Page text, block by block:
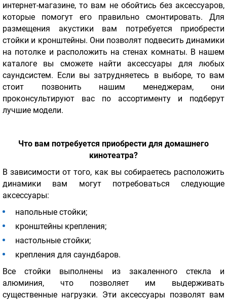
интернет-магазине, то вам не обойтись без аксессуаров,
которые помогут его правильно смонтировать. Для
размещения акустики вам потребуется приобрести
стойки и кронштейны. Они позволят подвесить динамики
на потолке и расположить на стенах комнаты. В нашем
каталоге вы сможете найти аксессуары для любых
саундсистем. Если вы затрудняетесь в выборе, то вам
стоит позвонить нашим менеджерам, они
проконсультируют вас по ассортименту и подберут
лучшие модели.
Что вам потребуется приобрести для домашнего
кинотеатра?
В зависимости от того, как вы собираетесь расположить
динамики вам могут потребоваться следующие
аксессуары:
напольные стойки;
кронштейны крепления;
настольные стойки;
крепления для саундбаров.
Все стойки выполнены из закаленного стекла и
алюминия, что позволяет им выдерживать
существенные нагрузки. Эти аксессуары позволят вам